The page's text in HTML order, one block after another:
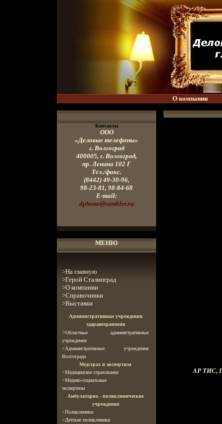
О компании
Контакты
ООО
«Деловые телефоны»
г. Волгоград
400005, г. Волгоград,
пр. Ленина 102 Г
Тел./факс.
(8442) 49-30-96,
98-23-81, 98-84-68
E-mail:
dphone@rambler.ru
МЕНЮ
>На главную
>Герой Сталинград
>О компании
>Справочники
>Выставки
Административные учреждения
здаравохранения
>Областные административные
учреждения
>Административные учреждения
Волгограда
Медстрах и экспертиза
>Медицинское страхование
>Медико-социальные
экспертизы
Амбулаторно - поликлинические
учреждения
>Поликлиники
>Детские поликлиники
АР ТИС,